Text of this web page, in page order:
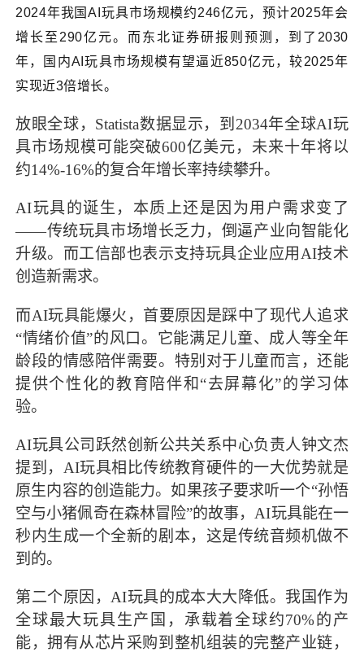
2024年我国AI玩具市场规模约246亿元，预计2025年会
增长至290亿元。而东北证券研报则预测，到了2030
年，国内AI玩具市场规模有望逼近850亿元，较2025年
实现近3倍增长。
放眼全球，Statista数据显示，到2034年全球AI玩
具市场规模可能突破600亿美元，未来十年将以
约14%-16%的复合年增长率持续攀升。
AI玩具的诞生，本质上还是因为用户需求变了
——传统玩具市场增长乏力，倒逼产业向智能化
升级。而工信部也表示支持玩具企业应用AI技术
创造新需求。
而AI玩具能爆火，首要原因是踩中了现代人追求
“情绪价值”的风口。它能满足儿童、成人等全年
龄段的情感陪伴需要。特别对于儿童而言，还能
提供个性化的教育陪伴和“去屏幕化”的学习体
验。
AI玩具公司跃然创新公共关系中心负责人钟文杰
提到，AI玩具相比传统教育硬件的一大优势就是
原生内容的创造能力。如果孩子要求听一个“孙悟
空与小猪佩奇在森林冒险”的故事，AI玩具能在一
秒内生成一个全新的剧本，这是传统音频机做不
到的。
第二个原因，AI玩具的成本大大降低。我国作为
全球最大玩具生产国，承载着全球约70%的产
能，拥有从芯片采购到整机组装的完整产业链，